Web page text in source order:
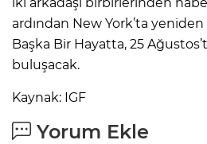
ardından New York’ta
Başka Bir Hayatta, 25
buluşacak.
Kaynak: IGF
Yorum Ekle